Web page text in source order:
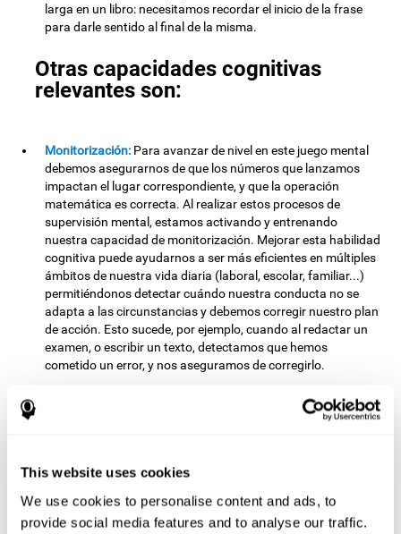
This website uses cookies
We use cookies to personalise content and ads, to
provide social media features and to analyse our traffic.
larga en un libro: necesitamos recordar el inicio de la frase
para darle sentido al final de la misma.
Otras capacidades cognitivas
relevantes son:
Monitorización: Para avanzar de nivel en este juego mental
debemos asegurarnos de que los números que lanzamos
impactan el lugar correspondiente, y que la operación
matemática es correcta. Al realizar estos procesos de
supervisión mental, estamos activando y entrenando
nuestra capacidad de monitorización. Mejorar esta habilidad
cognitiva puede ayudarnos a ser más eficientes en múltiples
ámbitos de nuestra vida diaria (laboral, escolar, familiar...)
permitiéndonos detectar cuándo nuestra conducta no se
adapta a las circunstancias y debemos corregir nuestro plan
de acción. Esto sucede, por ejemplo, cuando al redactar un
examen, o escribir un texto, detectamos que hemos
cometido un error, y nos aseguramos de corregirlo.
Para avanzar de nivel en este juego mental
debemos prestar atención simultáneamete a diferentes
neuronales implicadas en nuestra capacidad de atención
atender de forma más eficiente a las múltiples demandas del
ambiente y minimizar el número de "interferencias".